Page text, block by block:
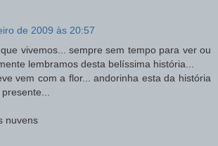
de 2009 às 20:57
vivemos... sempre sem tempo para ver ou
lembramos desta belíssima história...
vem com a flor... andorinha esta da história
nuvens